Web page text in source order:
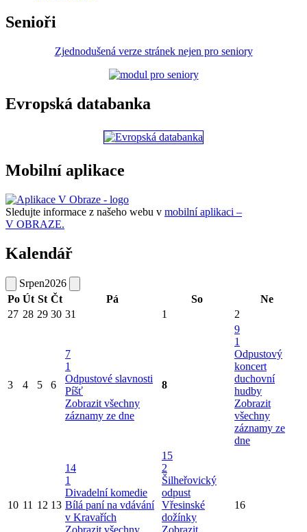
Senioři
Zjednodušená verze stránek nejen pro seniory
Evropská databanka
Mobilní aplikace
Sledujte informace z našeho webu v mobilní aplikaci –
V OBRAZE.
Kalendář
Srpen2026
Po Út St Čt Pá So
Ne
27 28 29 30 31 1 2
3 4 5 6
7
1
Odpustové slavnosti
Píšť
Zobrazit všechny
záznamy ze dne
8
9
1
Odpustový
koncert
duchovní
hudby
Zobrazit
všechny
záznamy ze
dne
10 11 12 13
14
1
Divadelní komedie
Bílá paní na vdávání
v Kravařích
Zobrazit všechny
15
2
Šilheřovický
odpust
Vřesinské
dožínky
Zobrazit
16